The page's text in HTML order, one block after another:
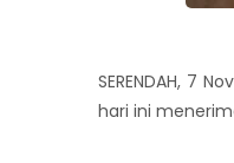
SERENDAH, 7
hari ini